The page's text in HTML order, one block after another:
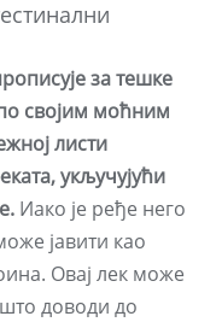
за тешке
својим моћним
листи
укључујући
Иако је ређе него
јавити као
Овај лек може
доводи до